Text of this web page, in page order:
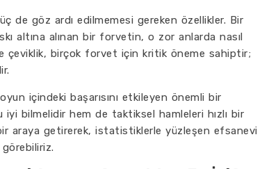
de göz ardı edilmemesi gereken özellikler. Bir
altına alınan bir forvetin, o zor anlarda nasıl
çeviklik, birçok forvet için kritik öneme sahiptir;
içindeki başarısını etkileyen önemli bir
bilmelidir hem de taktiksel hamleleri hızlı bir
araya getirerek, istatistiklerle yüzleşen efsanevi